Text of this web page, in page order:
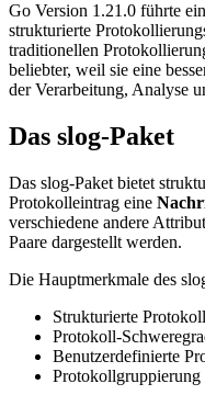
Go Version 1.21.0 führte
strukturierte
traditionellen
beliebter, weil sie eine
der Verarbeitung, Analyse
Das slog-Paket
Das slog-Paket bietet
Protokolleintrag eine
verschiedene andere
Paare dargestellt werden.
Die Hauptmerkmale des
Strukturierte
Protokoll-
Benutzerdefinierte
Protokollgruppierung